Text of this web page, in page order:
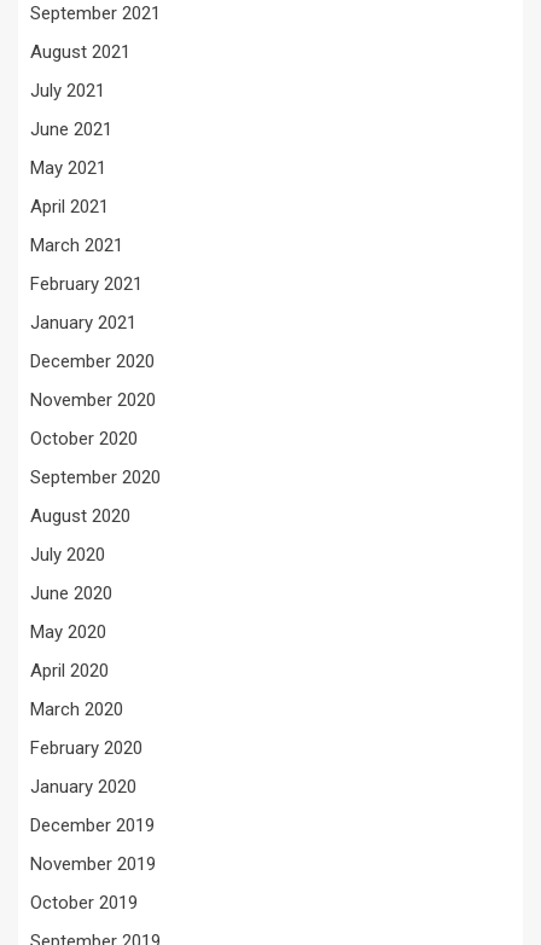
September 2021
August 2021
July 2021
June 2021
May 2021
April 2021
March 2021
February 2021
January 2021
December 2020
November 2020
October 2020
September 2020
August 2020
July 2020
June 2020
May 2020
April 2020
March 2020
February 2020
January 2020
December 2019
November 2019
October 2019